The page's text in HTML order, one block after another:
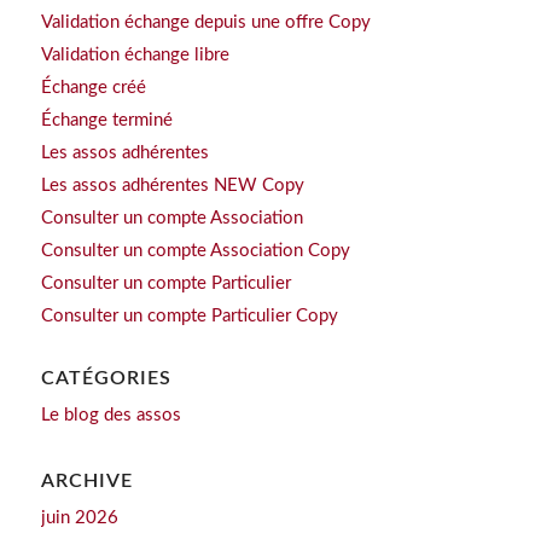
Validation échange depuis une offre Copy
Validation échange libre
Échange créé
Échange terminé
Les assos adhérentes
Les assos adhérentes NEW Copy
Consulter un compte Association
Consulter un compte Association Copy
Consulter un compte Particulier
Consulter un compte Particulier Copy
CATÉGORIES
Le blog des assos
ARCHIVE
juin 2026